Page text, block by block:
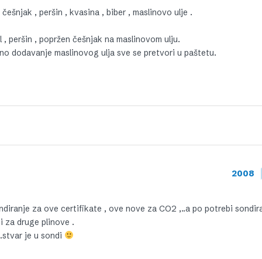
, peršin , kvasina , biber , maslinovo ulje .
peršin , popržen češnjak na maslinovom ulju.
dodavanje maslinovog ulja sve se pretvori u paštetu.
2008
za ove certifikate , ove nove za CO2 ,..a po potrebi
za druge plinove .
je u sondi